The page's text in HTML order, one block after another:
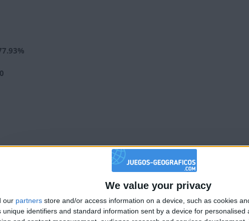
We value your privacy
our partners store and/or access information on a device, such as cookies
unique identifiers and standard information sent by a device for personalised
0
1 7 8
Nombre
Mejor
resultados
🇺🇸 We noticed you’re visiting from
an English-speaking country